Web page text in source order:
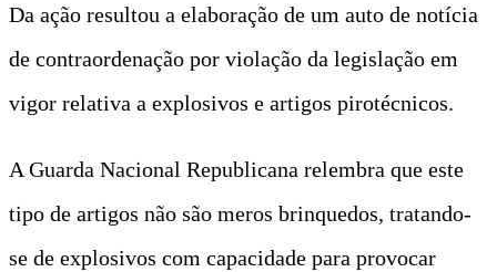
Da ação resultou a elaboração de um auto de notícia
de contraordenação por violação da legislação em
vigor relativa a explosivos e artigos pirotécnicos.
A Guarda Nacional Republicana relembra que este
tipo de artigos não são meros brinquedos, tratando-
se de explosivos com capacidade para provocar